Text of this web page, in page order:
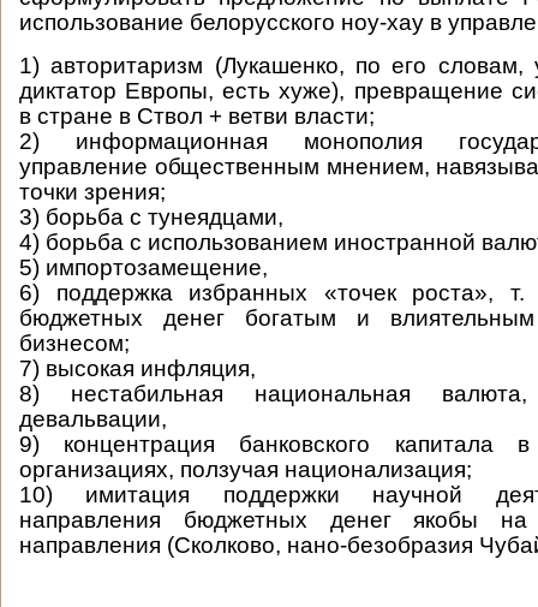
использование белорусского ноу-хау в
1) авторитаризм (Лукашенко, по его
диктатор Европы, есть хуже), превращение
в стране в Ствол + ветви власти;
2) информационная монополия
управление общественным мнением,
точки зрения;
3) борьба с тунеядцами,
4) борьба с использованием иностранной
5) импортозамещение,
6) поддержка избранных «точек роста», т.
бюджетных денег богатым и
бизнесом;
7) высокая инфляция,
8) нестабильная национальная
девальвации,
9) концентрация банковского капитала в
организациях, ползучая национализация;
10) имитация поддержки научной
направления бюджетных денег якобы на
направления (Сколково, нано-безобразия